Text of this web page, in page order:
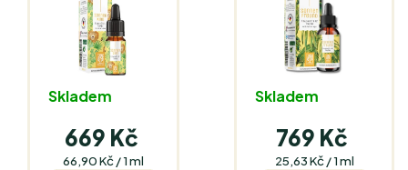
Skladem
669 Kč
Měrná
66,90 Kč / 1 ml
Skladem
769 Kč
Měrná
25,63 Kč / 1 ml